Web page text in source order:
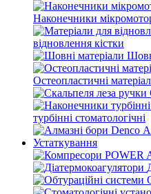
Наконечники
відновлення кістки
Остеопластичні
турбінні стоматологічні
Устаткування